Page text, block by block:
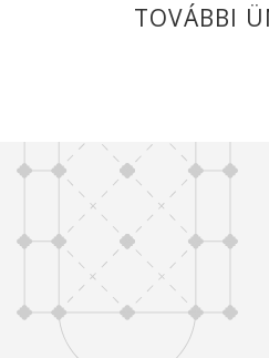
TOVÁBBI